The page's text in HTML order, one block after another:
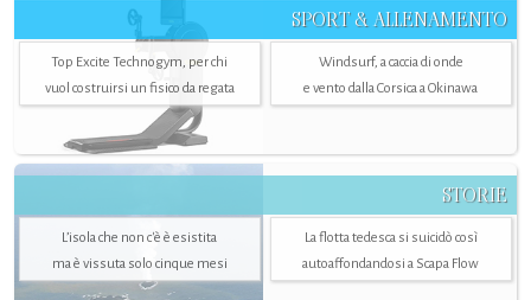
SPORT & ALLENAMENTO
Top Excite Technogym, per chi
vuol costruirsi un fisico da regata
Windsurf, a caccia di onde
e vento dalla Corsica a Okinawa
STORIE
L’isola che non c'è è esistita
ma è vissuta solo cinque mesi
La flotta tedesca si suicidò così
autoaffondandosi a Scapa Flow